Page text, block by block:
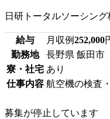
日研トータルソーシン
給与 月収例252,000
勤務地
長野県 飯田市
寮・社宅 あり
仕事内容 航空機の検査
募集が停止しています